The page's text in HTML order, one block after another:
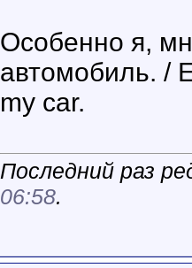
Особенно я,
автомобиль. /
my car.
Последний раз
06:58.